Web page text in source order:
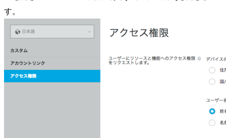
す。